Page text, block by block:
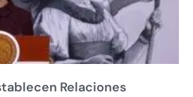
Relaciones